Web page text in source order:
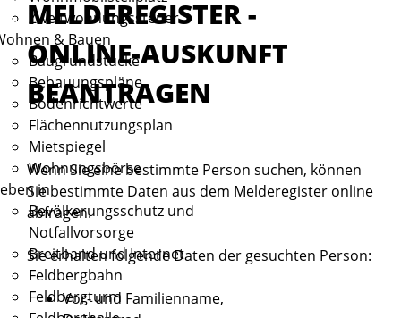
Zweitwohnungssteuer
& Bauen
Baugrundstücke
Bebauungspläne
Bodenrichtwerte
Flächennutzungsplan
Mietspiegel
Wohnungsbörse
in
Bevölkerungsschutz und
Notfallvorsorge
Breitband und Internet
Feldbergbahn
Feldbergturm
MELDEREGISTER -
ONLINE-AUSKUNFT
BEANTRAGEN
Wenn Sie eine bestimmte Person suchen, können
Sie bestimmte Daten aus dem Melderegister online
abfragen.
Sie erhalten folgende Daten der gesuchten Person:
Vor- und Familienname,